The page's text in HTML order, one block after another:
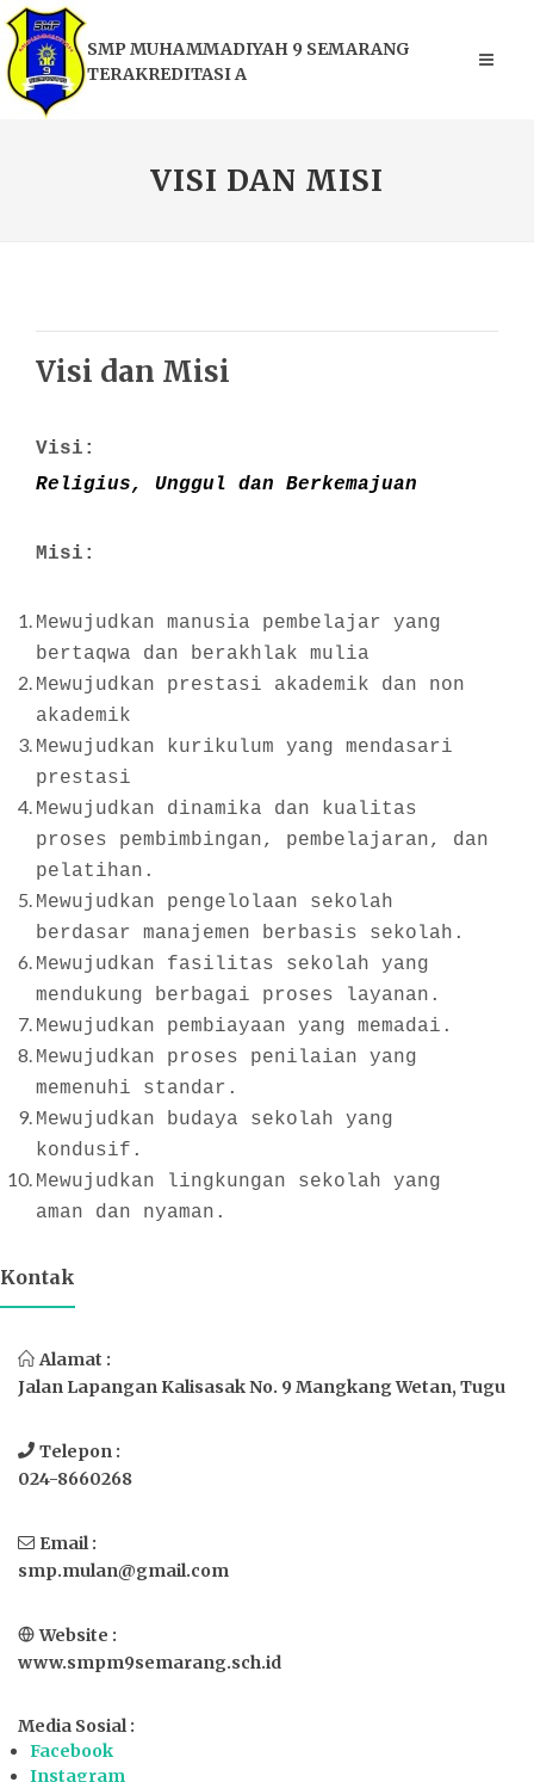
SMP MUHAMMADIYAH 9 SEMARANG
TERAKREDITASI A
VISI DAN MISI
Visi dan Misi
Visi:
Religius, Unggul dan Berkemajuan
Misi:
Mewujudkan manusia pembelajar yang
bertaqwa dan berakhlak mulia
Mewujudkan prestasi akademik dan non
akademik
Mewujudkan kurikulum yang mendasari
prestasi
Mewujudkan dinamika dan kualitas
proses pembimbingan, pembelajaran, dan
pelatihan.
Mewujudkan pengelolaan sekolah
berdasar manajemen berbasis sekolah.
Mewujudkan fasilitas sekolah yang
mendukung berbagai proses layanan.
Mewujudkan pembiayaan yang memadai.
Mewujudkan proses penilaian yang
memenuhi standar.
Mewujudkan budaya sekolah yang
kondusif.
Mewujudkan lingkungan sekolah yang
aman dan nyaman.
Kontak
Alamat :
Jalan Lapangan Kalisasak No. 9 Mangkang Wetan, Tugu
Telepon :
024-8660268
Email :
smp.mulan@gmail.com
Website :
www.smpm9semarang.sch.id
Media Sosial :
Facebook
Instagram